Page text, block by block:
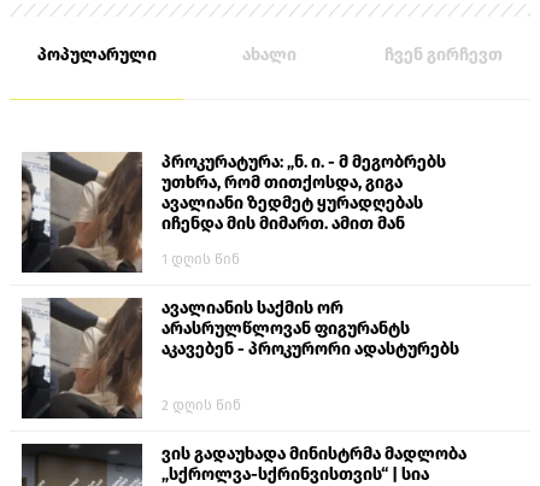
პოპულარული ახალი ჩვენ გირჩევთ
პროკურატურა: „ნ. ი. - მ მეგობრებს
უთხრა, რომ თითქოსდა, გიგა
ავალიანი ზედმეტ ყურადღებას
იჩენდა მის მიმართ. ამით მან
თავს დასხმოდა გიგა ავალიანს“
1 დღის წინ
ავალიანის საქმის ორ
არასრულწლოვან ფიგურანტს
აკავებენ - პროკურორი ადასტურებს
2 დღის წინ
ვის გადაუხადა მინისტრმა მადლობა
„სქროლვა-სქრინვისთვის“ | სია